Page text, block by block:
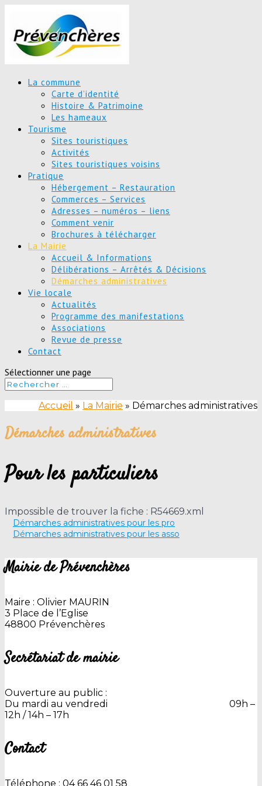
La commune
Carte d’identité
Histoire & Patrimoine
Les hameaux
Tourisme
Sites touristiques
Activités
Sites touristiques voisins
Pratique
Hébergement – Restauration
Commerces – Services
Adresses – numéros – liens
Comment venir
Brochures à télécharger
La Mairie
Accueil & Informations
Délibérations – Arrêtés & Décisions
Démarches administratives
Vie locale
Actualités
Programme des manifestations
Associations
Revue de presse
Contact
Sélectionner une page
Accueil » La Mairie » Démarches administratives
Démarches administratives
Pour les particuliers
Impossible de trouver la fiche : R54669.xml
Démarches administratives pour les pro
Démarches administratives pour les asso
Mairie de Prévenchères
Maire : Olivier MAURIN
3 Place de l’Eglise
48800 Prévenchères
Secrétariat de mairie
Ouverture au public :
Du mardi au vendredi 09h –
12h / 14h – 17h
Contact
Téléphone : 04 66 46 01 58